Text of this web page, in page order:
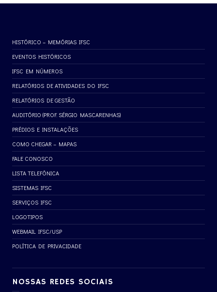
HISTÓRICO – MEMÓRIAS IFSC
EVENTOS HISTÓRICOS
IFSC EM NÚMEROS
RELATÓRIOS DE ATIVIDADES DO IFSC
RELATÓRIOS DE GESTÃO
AUDITÓRIO (PROF. SÉRGIO MASCARENHAS)
PRÉDIOS E INSTALAÇÕES
COMO CHEGAR – MAPAS
FALE CONOSCO
LISTA TELEFÔNICA
SISTEMAS IFSC
SERVIÇOS IFSC
LOGOTIPOS
WEBMAIL IFSC/USP
POLÍTICA DE PRIVACIDADE
NOSSAS REDES SOCIAIS